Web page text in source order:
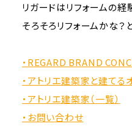
リガードはリフォームの経
そろそろリフォームかな
・REGARD BRAND
・アトリエ建築家と建てる
・アトリエ建築家（一覧）
・お問い合わせ